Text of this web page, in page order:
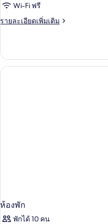
Wi-Fi ฟรี
รายละเอียดเพิ่มเติม
ราย
เกี่ยว
กับ
ห้อง
ห้องพัก
พักได้ 10 คน